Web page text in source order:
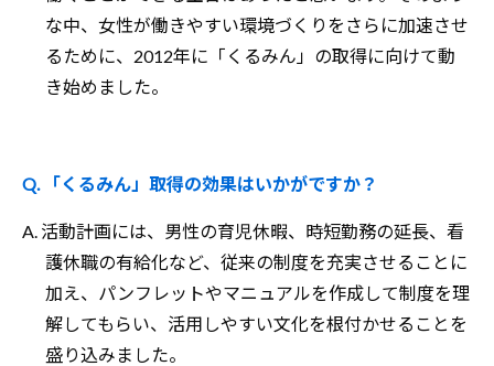
な中、女性が働きやすい環境づくりをさらに加速させ
るために、2012年に「くるみん」の取得に向けて動
き始めました。
Q. 「くるみん」取得の効果はいかがですか？
A. 活動計画には、男性の育児休暇、時短勤務の延長、看
護休職の有給化など、従来の制度を充実させることに
加え、パンフレットやマニュアルを作成して制度を理
解してもらい、活用しやすい文化を根付かせることを
盛り込みました。